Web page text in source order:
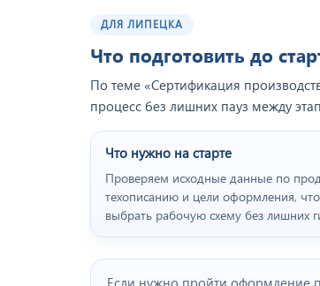
ДЛЯ ЛИПЕЦКА
Что подготовить до
По теме «Сертификация
процесс без лишних пауз между
Что нужно на старте
Проверяем исходные данные по
техописанию и цели оформления,
выбрать рабочую схему без лишних
Если нужно пройти оформление